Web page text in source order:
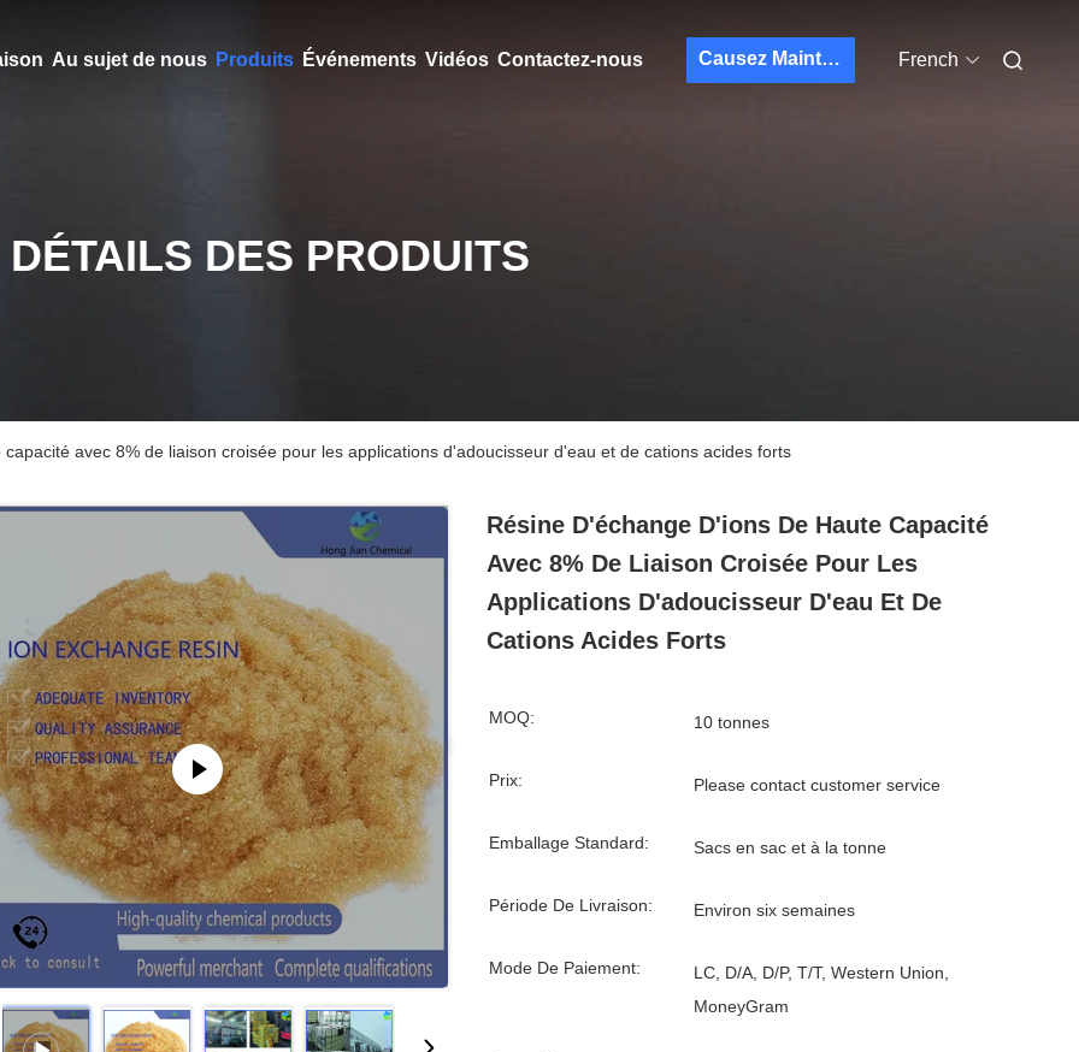
Au sujet de nous Produits Événements Vidéos Contactez-nous Causez Maintenant French
DÉTAILS DES PRODUITS
avec 8% de liaison croisée pour les applications d'adoucisseur d'eau et de cations acides forts
Résine D'échange D'ions De Haute Capacité
Avec 8% De Liaison Croisée Pour Les
Applications D'adoucisseur D'eau Et De
Cations Acides Forts
MOQ: 10 tonnes
Prix: Please contact customer service
Emballage Standard: Sacs en sac et à la tonne
Période De Livraison: Environ six semaines
Mode De Paiement:
LC, D/A, D/P, T/T, Western Union,
MoneyGram